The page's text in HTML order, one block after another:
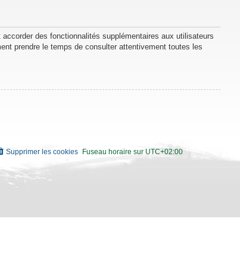
des fonctionnalités supplémentaires aux utilisateurs
prendre le temps de consulter attentivement toutes les
Fuseau horaire sur UTC+02:00
Supprimer les cookies